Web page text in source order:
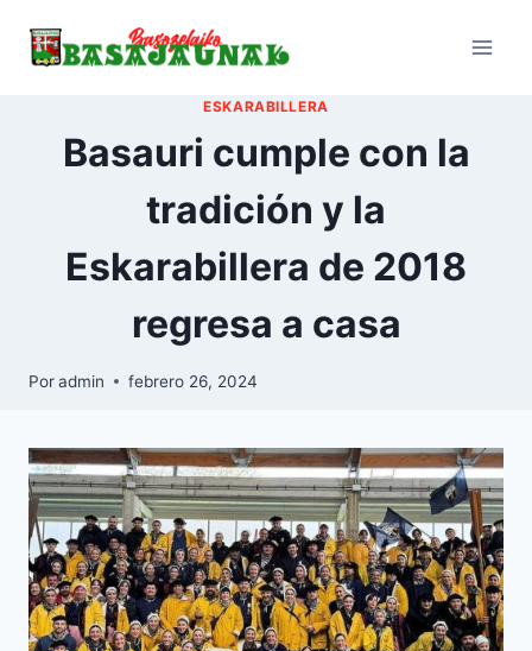
ESKARABILLERA
Basauri cumple con la
tradición y la
Eskarabillera de 2018
regresa a casa
Poradmin febrero 26, 2024